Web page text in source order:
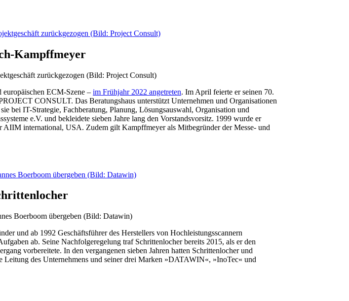
Kampffmeyer
zurückgezogen (Bild: Project Consult)
europäischen ECM-Szene –im Frühjahr 2022 angetreten. Im April feierte er seinen 70.
CONSULT. Das Beratungshaus unterstützt Unternehmen und Organisationen
bei IT-Strategie, Fachberatung, Planung, Lösungsauswahl, Organisation und
e.V. und bekleidete sieben Jahre lang den Vorstandsvorsitz. 1999 wurde er
international, USA. Zudem gilt Kampffmeyer als Mitbegründer der Messe- und
Boerboom übergeben (Bild: Datawin)
und ab 1992 Geschäftsführer des Herstellers von Hochleistungsscannern
ab. Seine Nachfolgeregelung traf Schrittenlocher bereits 2015, als er den
vorbereitete. In den vergangenen sieben Jahren hatten Schrittenlocher und
des Unternehmens und seiner drei Marken »DATAWIN«, »InoTec« und